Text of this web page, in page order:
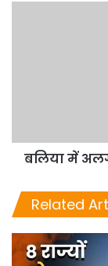
बलिया में
Related